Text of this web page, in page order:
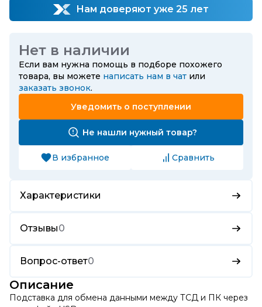
Нам доверяют уже 25 лет
Нет в наличии
Если вам нужна помощь в подборе похожего
товара, вы можете написать нам в чат или
заказать звонок.
Уведомить о поступлении
Не нашли нужный товар?
В избранное Сравнить
Характеристики
Отзывы0
Вопрос-ответ0
Описание
Подставка для обмена данными между ТСД и ПК через